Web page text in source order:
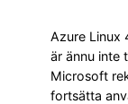
Azure Linux
är ännu inte
Microsoft
fortsätta